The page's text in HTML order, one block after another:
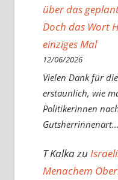
über das
Doch das Wort
einziges Mal
12/06/2026
Vielen Dank für
erstaunlich, wie
Politikerinnen
Gutsherrinnenart…
T Kalkazu
Menachem